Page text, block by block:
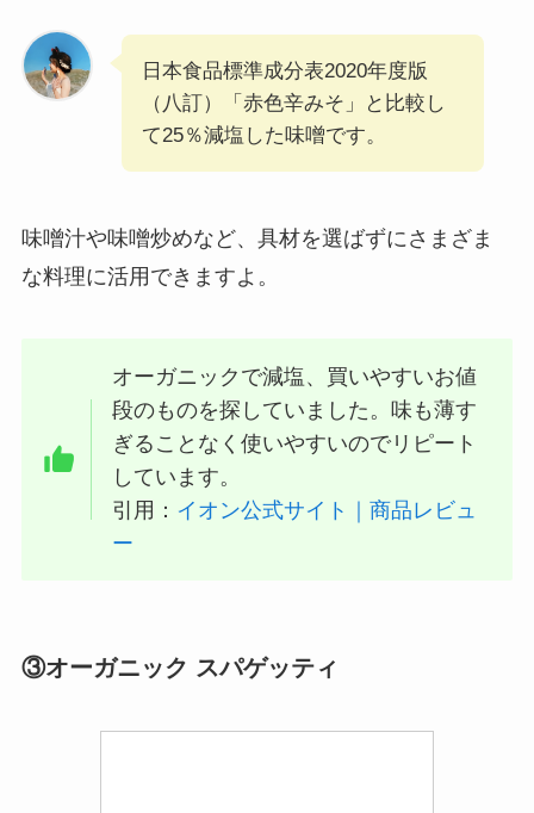
日本食品標準成分表2020年度版
（八訂）「赤色辛みそ」と比較し
て25％減塩した味噌です。
味噌汁や味噌炒めなど、具材を選ばずにさまざま
な料理に活用できますよ。
オーガニックで減塩、買いやすいお値
段のものを探していました。味も薄す
ぎることなく使いやすいのでリピート
しています。
引用： イオン公式サイト｜商品レビュ
ー
③オーガニック スパゲッティ